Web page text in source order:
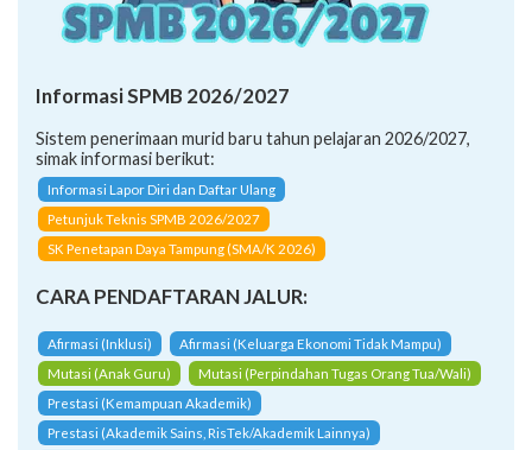
Informasi SPMB 2026/2027
Sistem penerimaan murid baru tahun pelajaran 2026/2027,
simak informasi berikut:
Informasi Lapor Diri dan Daftar Ulang
Petunjuk Teknis SPMB 2026/2027
SK Penetapan Daya Tampung (SMA/K 2026)
CARA PENDAFTARAN JALUR:
Afirmasi (Inklusi)
Afirmasi (Keluarga Ekonomi Tidak Mampu)
Mutasi (Anak Guru)
Mutasi (Perpindahan Tugas Orang Tua/Wali)
Prestasi (Kemampuan Akademik)
Prestasi (Akademik Sains, RisTek/Akademik Lainnya)